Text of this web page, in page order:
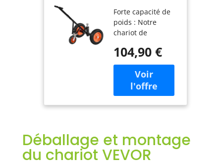
Charge de
Languette 454
kg, Hauteur
Réglable 425
mm 560 mm,
Boule 50,8
mm, Pneus
Pneumatiques
355,6 mm,
Acier au
Remorque de
Camping-Car
Forte capacité de
poids : Notre
chariot de
a une capacité de
poids de languette
solide de 454 kg,
vous permettant
de déplacer
différents types de
pouvez facilement
régler la hauteur
de 425 mm et 560
104,90 €
Déballage et montage
du chariot VEVOR